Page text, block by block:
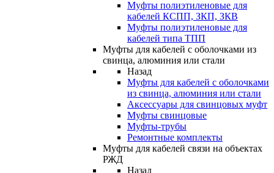
Муфты полиэтиленовые для
кабелей КСПП, ЗКП, ЗКВ
Муфты полиэтиленовые для
кабелей типа ТПП
Муфты для кабелей с оболочками из
свинца, алюминия или стали
Назад
Муфты для кабелей с оболочками
из свинца, алюминия или стали
Аксессуары для свинцовых муфт
Муфты свинцовые
Муфты-трубы
Ремонтные комплекты
Муфты для кабелей связи на объектах
РЖД
Назад